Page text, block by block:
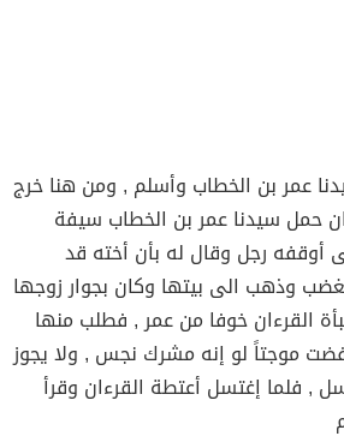
عمر بن الخطاب وأسلم , ومن هنا خرج
ان حمل سيدنا عمر بن الخطاب سيفة
أوقفه رجل وقال له بأن أخته قد
وذهب الى بيتها وكان بجوار زوجها
القرءان خوفا من عمر , فطلب منها
موجتاً لو إنه مشرك نجس , ولا يجوز
, فلما إغتسل أعتطة القرءان وقرأ